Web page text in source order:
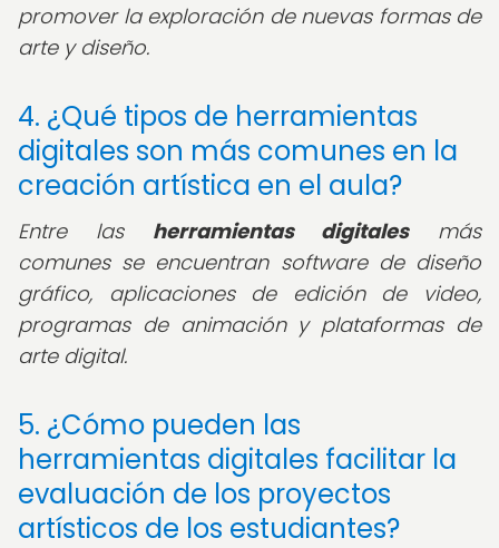
promover la exploración de nuevas formas de
arte y diseño.
4. ¿Qué tipos de herramientas
digitales son más comunes en la
creación artística en el aula?
Entre las herramientas digitalesmás
comunes se encuentran software de diseño
gráfico, aplicaciones de edición de video,
programas de animación y plataformas de
arte digital.
5. ¿Cómo pueden las
herramientas digitales facilitar la
evaluación de los proyectos
artísticos de los estudiantes?